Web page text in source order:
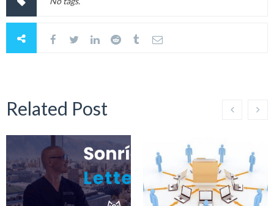
Related Post